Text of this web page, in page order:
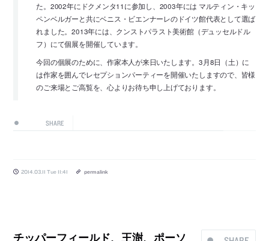
た。2002年にドクメンタ11に参加し、2003年には マルティン・キッ
ペンベルガーと共にベニス・ビエンナーレのドイツ館代表として選ば
れました。2013年には、クンストパラスト美術館（デュッセルドル
フ）にて個展を開催しています。
今回の個展のために、作家本人が来日いたします。3月8日（土）に
は作家を囲んでレセプションパーティーを開催いたしますので、皆様
のご来場とご高覧を、心よりお待ち申し上げております。
SHARE
2014.03.11 Tue 11:41 permalink
チッパーフィールド、王澍、ポーソ